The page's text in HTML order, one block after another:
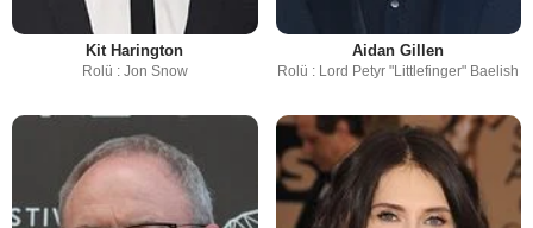
Kit Harington
Rolü : Jon Snow
Aidan Gillen
Rolü : Lord Petyr "Littlefinger" Baelish